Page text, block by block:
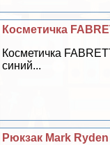
Косметичка
Косметичка
синий...
Рюкзак Mark